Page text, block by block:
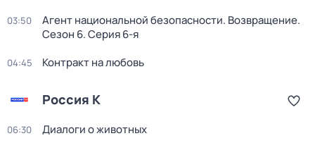
03:50 Агент национальной безопасности. Возвращение.
Сезон 6. Серия 6-я
04:45 Контракт на любовь
Россия К
06:30 Диалоги о животных